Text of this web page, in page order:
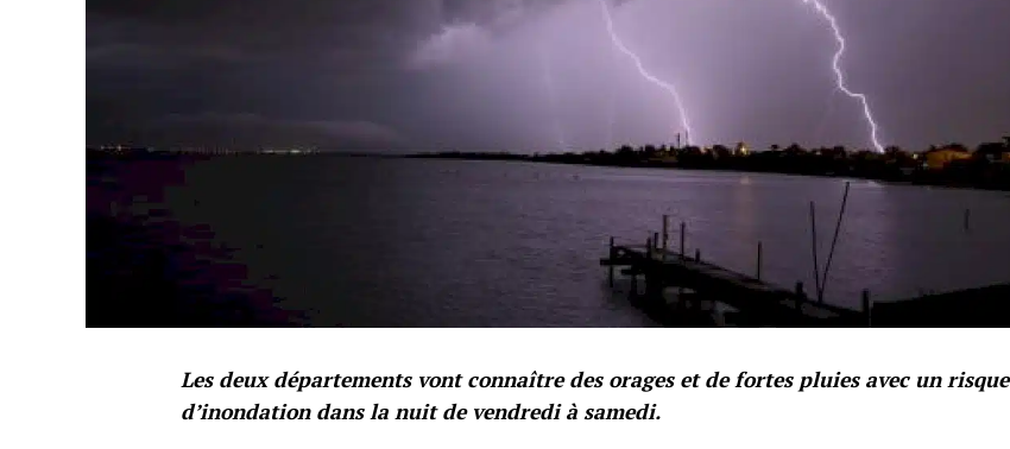
Les deux départements vont connaître des orages et de fortes pluies avec un risque
d’inondation dans la nuit de vendredi à samedi.